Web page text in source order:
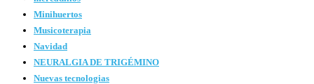
Minihuertos
Musicoterapia
Navidad
NEURALGIA DE TRIGÉMINO
Nuevas tecnologias